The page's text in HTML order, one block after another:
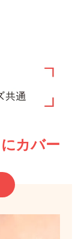
カバー